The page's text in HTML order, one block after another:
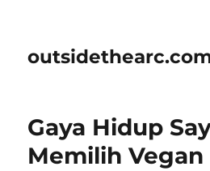
Gaya Hidup
Memilih Vegan